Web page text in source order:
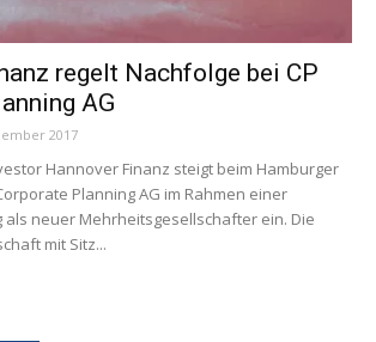
regelt Nachfolge bei CP
AG
2017
Hannover Finanz steigt beim Hamburger
Planning AG im Rahmen einer
als neuer Mehrheitsgesellschafter ein. Die
mit Sitz...